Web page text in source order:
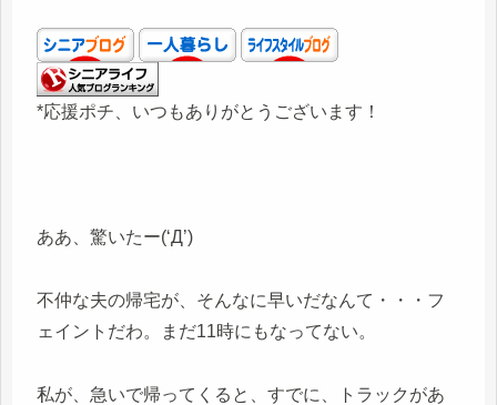
*応援ポチ、いつもありがとうございます！
ああ、驚いたー(‘Д’)
不仲な夫の帰宅が、そんなに早いだなんて・・・フ
ェイントだわ。まだ11時にもなってない。
私が、急いで帰ってくると、すでに、トラックがあ